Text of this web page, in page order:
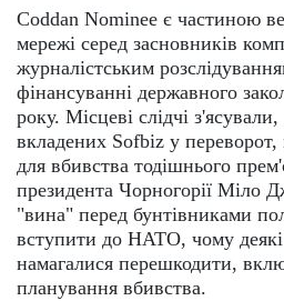
Coddan Nominee є частиною
мережі серед засновників
журналістським
фінансуванні державного
року. Місцеві слідчі
вкладених Sofbiz у переворот,
для вбивства тодішнього
президента Чорногорії Міло
"вина" перед бунтівниками
вступити до НАТО, чому деякі
намагалися перешкодити,
планування вбивства.